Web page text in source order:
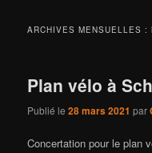
ARCHIVES MENSUELLES :
Plan vélo à
Publié le28 mars 2021 par
Concertation pour le plan